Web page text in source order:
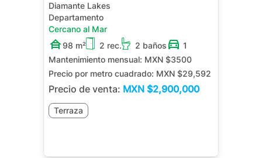
Diamante Lakes
Departamento
Cercano al Mar
98 m²
2 rec. 2 baños
1
Mantenimiento mensual: MXN $3500
Precio por metro cuadrado: MXN $29,592
Precio de venta: MXN $2,900,000
Terraza